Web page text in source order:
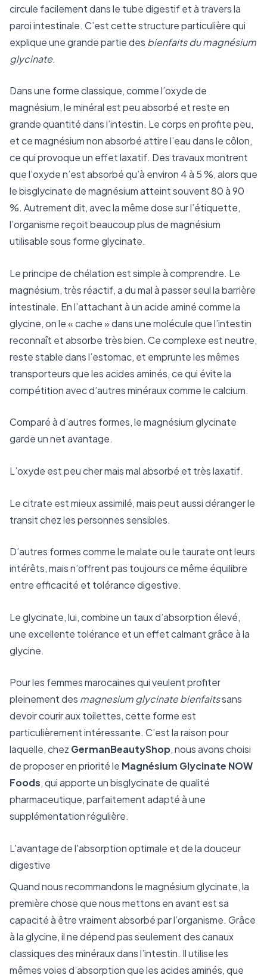
circule facilement dans le tube digestif et à travers la
paroi intestinale. C’est cette structure particulière qui
explique une grande partie des bienfaits du magnésium
glycinate.
Dans une forme classique, comme l’oxyde de
magnésium, le minéral est peu absorbé et reste en
grande quantité dans l’intestin. Le corps en profite peu,
et ce magnésium non absorbé attire l’eau dans le côlon,
ce qui provoque un effet laxatif. Des travaux montrent
que l’oxyde n’est absorbé qu’à environ 4 à 5 %, alors que
le bisglycinate de magnésium atteint souvent 80 à 90
%. Autrement dit, avec la même dose sur l’étiquette,
l’organisme reçoit beaucoup plus de magnésium
utilisable sous forme glycinate.
Le principe de chélation est simple à comprendre. Le
magnésium, très réactif, a du mal à passer seul la barrière
intestinale. En l’attachant à un acide aminé comme la
glycine, on le « cache » dans une molécule que l’intestin
reconnaît et absorbe très bien. Ce complexe est neutre,
reste stable dans l’estomac, et emprunte les mêmes
transporteurs que les acides aminés, ce qui évite la
compétition avec d’autres minéraux comme le calcium.
Comparé à d’autres formes, le magnésium glycinate
garde un net avantage.
L’oxyde est peu cher mais mal absorbé et très laxatif.
Le citrate est mieux assimilé, mais peut aussi déranger le
transit chez les personnes sensibles.
D’autres formes comme le malate ou le taurate ont leurs
intérêts, mais n’offrent pas toujours ce même équilibre
entre efficacité et tolérance digestive.
Le glycinate, lui, combine un taux d’absorption élevé,
une excellente tolérance et un effet calmant grâce à la
glycine.
Pour les femmes marocaines qui veulent profiter
pleinement des magnesium glycinate bienfaitssans
devoir courir aux toilettes, cette forme est
particulièrement intéressante. C’est la raison pour
laquelle, chez GermanBeautyShop, nous avons choisi
de proposer en priorité le Magnésium Glycinate NOW
Foods, qui apporte un bisglycinate de qualité
pharmaceutique, parfaitement adapté à une
supplémentation régulière.
L'avantage de l'absorption optimale et de la douceur
digestive
Quand nous recommandons le magnésium glycinate, la
première chose que nous mettons en avant est sa
capacité à être vraiment absorbé par l’organisme. Grâce
à la glycine, il ne dépend pas seulement des canaux
classiques des minéraux dans l’intestin. Il utilise les
mêmes voies d’absorption que les acides aminés, que